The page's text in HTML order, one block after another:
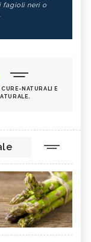
fagioli neri o
NATURALI E